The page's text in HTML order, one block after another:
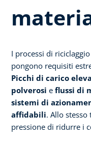
I processi di
pongono requisiti
Picchi di carico
polverosi e flussi di
sistemi di
affidabili. Allo
pressione di ridurre i